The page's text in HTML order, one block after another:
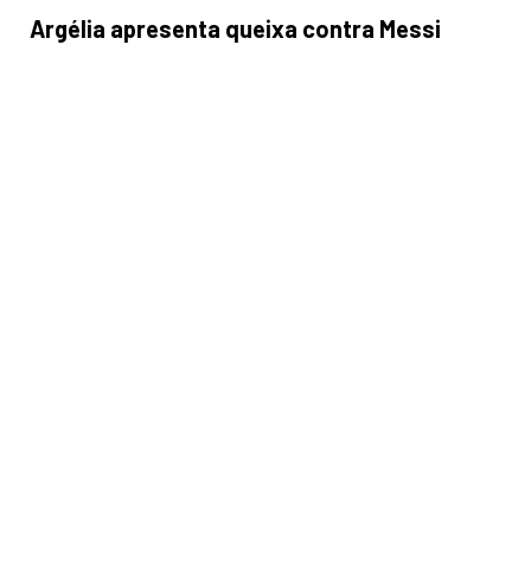
Argélia apresenta queixa contra Messi